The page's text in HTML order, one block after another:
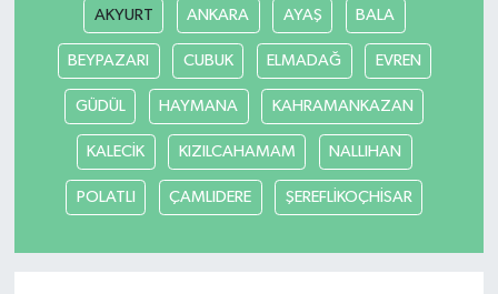
AKYURT ANKARA AYAŞ BALA
BEYPAZARI CUBUK ELMADAĞ EVREN
GÜDÜL HAYMANA KAHRAMANKAZAN
KALECİK KIZILCAHAMAM NALLIHAN
POLATLI ÇAMLIDERE ŞEREFLİKOÇHİSAR